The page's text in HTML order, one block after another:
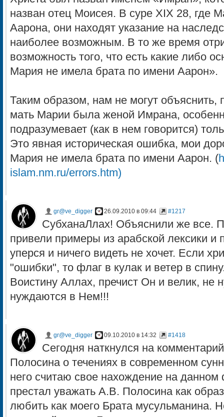
назван отец Моисея. В суре XIX 28, где
Аарона, они находят указание на
наиболее возможным. В то же время
возможность того, что есть какие либо
Мария не имела брата по имени Аарон».
Таким образом, нам не могут объяснить,
мать Марии была женой Имрана,
подразумевает (как в нем говорится)
Это явная историческая ошибка, мои
Мария не имела брата по имени Аарон. (
islam.nm.ru/errors.htm)
gr@ve_digger 26.09.2010 в 09:44 #1217
СубханаЛлах! Объяснили же все.
привели примеры из арабской лексики и
уперся и ничего видеть не хочет. Если
"ошибки", то флаг в кулак и ветер в
Воистину Аллах, пречист Он и велик, не
нуждаются в Нем!!!
gr@ve_digger 09.10.2010 в 14:32 #1418
Сегодня наткнулся на
Полосина о течениях в современном
него считаю свое нахождение на
престал уважать А.В. Полосина как
любить как моего Брата мусульманина.